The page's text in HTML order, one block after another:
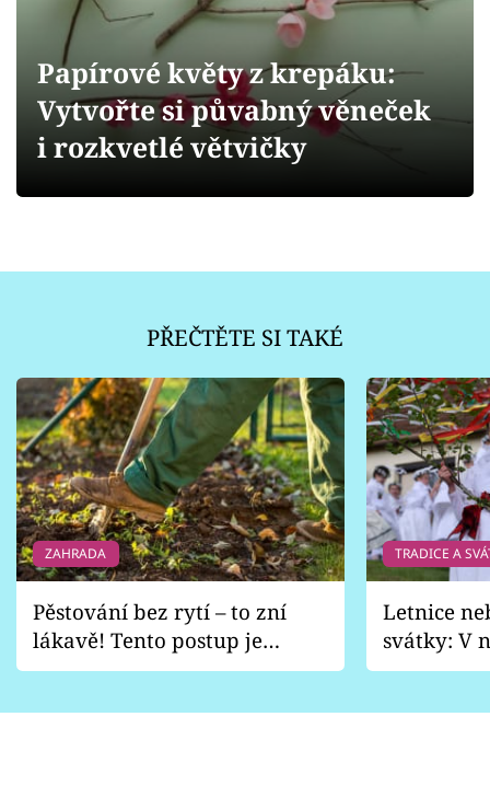
Přihlášení
Sledujte nás
Papírové květy z krepáku:
Vytvořte si půvabný věneček
i rozkvetlé větvičky
PŘEČTĚTE SI TAKÉ
ZAHRADA
Pěstování bez rytí – to zní
lákavě! Tento postup je
vhodný jen pro některé
TRADICE A
Letnice
svátky: V
pondělí